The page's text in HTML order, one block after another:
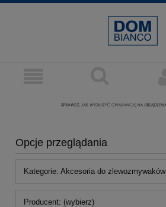
Opcje przeglądania
Kategorie: Akcesoria do zlewozmywaków
Producent: (wybierz)